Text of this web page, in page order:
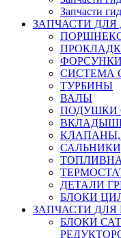
Запчасти
ЗАПЧАСТИ ДЛЯ
СИСТЕМА
ТУРБИНЫ
ВАЛЫ
ПОДУШКИ
КЛАПАНЫ,
ДЕТАЛИ
БЛОКИ
ЗАПЧАСТИ ДЛЯ
БЛОКИ